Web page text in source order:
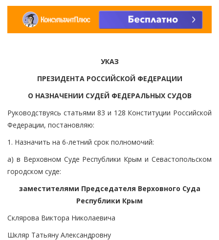
УКАЗ
ПРЕЗИДЕНТА РОССИЙСКОЙ ФЕДЕРАЦИИ
О НАЗНАЧЕНИИ СУДЕЙ ФЕДЕРАЛЬНЫХ СУДОВ
Руководствуясь статьями 83 и 128 Конституции Российской
Федерации, постановляю:
1. Назначить на 6-летний срок полномочий:
а) в Верховном Суде Республики Крым и Севастопольском
городском суде:
заместителями Председателя Верховного Суда
Республики Крым
Склярова Виктора Николаевича
Шкляр Татьяну Александровну